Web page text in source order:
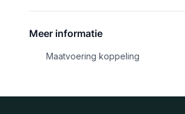
Meer informatie
Maatvoering koppeling